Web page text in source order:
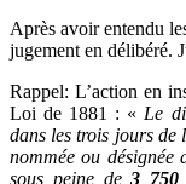
Après avoir entendu
jugement en délibéré.
Rappel: L’action en
Loi de 1881 : « Le
dans les trois jours de
nommée ou
sous peine de3 750